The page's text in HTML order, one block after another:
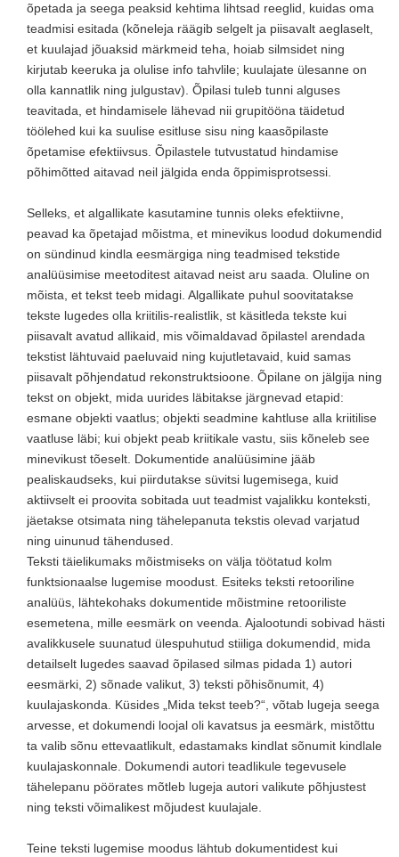
õpetada ja seega peaksid kehtima lihtsad reeglid, kuidas oma
teadmisi esitada (kõneleja räägib selgelt ja piisavalt aeglaselt,
et kuulajad jõuaksid märkmeid teha, hoiab silmsidet ning
kirjutab keeruka ja olulise info tahvlile; kuulajate ülesanne on
olla kannatlik ning julgustav). Õpilasi tuleb tunni alguses
teavitada, et hindamisele lähevad nii grupitööna täidetud
töölehed kui ka suulise esitluse sisu ning kaasõpilaste
õpetamise efektiivsus. Õpilastele tutvustatud hindamise
põhimõtted aitavad neil jälgida enda õppimisprotsessi.
Selleks, et algallikate kasutamine tunnis oleks efektiivne,
peavad ka õpetajad mõistma, et minevikus loodud dokumendid
on sündinud kindla eesmärgiga ning teadmised tekstide
analüüsimise meetoditest aitavad neist aru saada. Oluline on
mõista, et tekst teeb midagi. Algallikate puhul soovitatakse
tekste lugedes olla kriitilis-realistlik, st käsitleda tekste kui
piisavalt avatud allikaid, mis võimaldavad õpilastel arendada
tekstist lähtuvaid paeluvaid ning kujutletavaid, kuid samas
piisavalt põhjendatud rekonstruktsioone. Õpilane on jälgija ning
tekst on objekt, mida uurides läbitakse järgnevad etapid:
esmane objekti vaatlus; objekti seadmine kahtluse alla kriitilise
vaatluse läbi; kui objekt peab kriitikale vastu, siis kõneleb see
minevikust tõeselt. Dokumentide analüüsimine jääb
pealiskaudseks, kui piirdutakse süvitsi lugemisega, kuid
aktiivselt ei proovita sobitada uut teadmist vajalikku konteksti,
jäetakse otsimata ning tähelepanuta tekstis olevad varjatud
ning uinunud tähendused.
Teksti täielikumaks mõistmiseks on välja töötatud kolm
funktsionaalse lugemise moodust. Esiteks teksti retooriline
analüüs, lähtekohaks dokumentide mõistmine retooriliste
esemetena, mille eesmärk on veenda. Ajalootundi sobivad hästi
avalikkusele suunatud ülespuhutud stiiliga dokumendid, mida
detailselt lugedes saavad õpilased silmas pidada 1) autori
eesmärki, 2) sõnade valikut, 3) teksti põhisõnumit, 4)
kuulajaskonda. Küsides „Mida tekst teeb?“, võtab lugeja seega
arvesse, et dokumendi loojal oli kavatsus ja eesmärk, mistõttu
ta valib sõnu ettevaatlikult, edastamaks kindlat sõnumit kindlale
kuulajaskonnale. Dokumendi autori teadlikule tegevusele
tähelepanu pöörates mõtleb lugeja autori valikute põhjustest
ning teksti võimalikest mõjudest kuulajale.
Teine teksti lugemise moodus lähtub dokumentidest kui